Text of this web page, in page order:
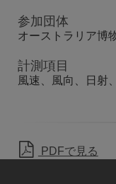
参加団体
オーストラリア博
計測項目
風速、風向、日射
PDFで見る